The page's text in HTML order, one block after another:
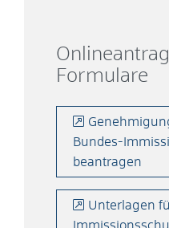
Formulare
Bundes-
beantragen
Unterlagen